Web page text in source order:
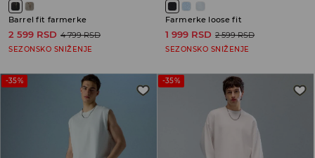
Barrel fit farmerke
2 599 RSD 4 799 RSD
SEZONSKO SNIŽENJE
Farmerke loose fit
1 999 RSD 2 599 RSD
SEZONSKO SNIŽENJE
-35% -35%